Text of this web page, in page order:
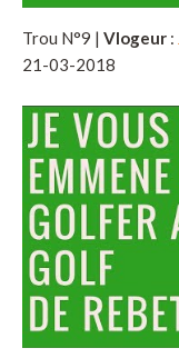
Trou N°9 | Vlogeur :
21-03-2018